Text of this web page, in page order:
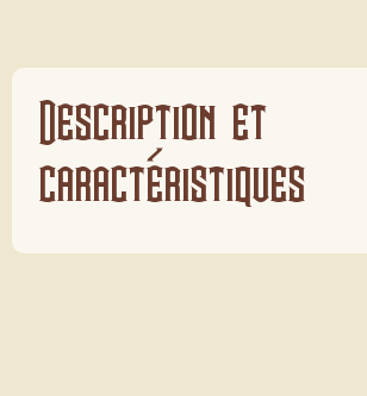
Description et
caractéristiques